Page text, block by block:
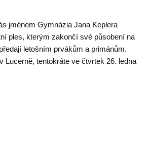
jménem Gymnázia Jana Keplera
ples, kterým zakončí své působení na
letošním prvákům a primánům.
Lucerně, tentokráte ve čtvrtek 26. ledna